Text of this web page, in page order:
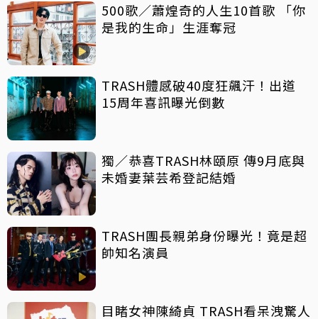
500歌／蕭煌奇的人生10首歌 「你
是我的生命」生涯奪冠
TRASH體感破40度狂飆汗！出道
15周年喜訊曝光倒數
獨／恭喜TRASH林頤原 傳9月底與
未婚妻葉芸希登記結婚
TRASH團長親弟身份曝光！竟是超
帥知名演員
目睹女神陳綺貞 TRASH看呆洩驚人